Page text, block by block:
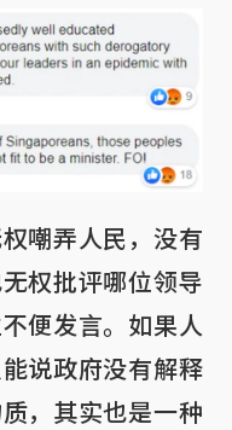
嘲弄人民，没有
权批评哪位领导
便发言。如果人
说政府没有解释
，其实也是一种